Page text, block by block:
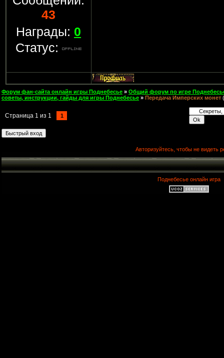
43
Награды: 0
Статус:
Форум фан-сайта онлайн игры Поднебесье » Общий форум по игре
советы, инструкции, гайды для игры Поднебесье » Передача Имперских монет
Страница 1 из 1 1
Авторизуйтесь, чтобы не видеть
Поднебесье онлайн игра